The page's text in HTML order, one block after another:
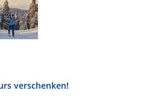
verschenken!